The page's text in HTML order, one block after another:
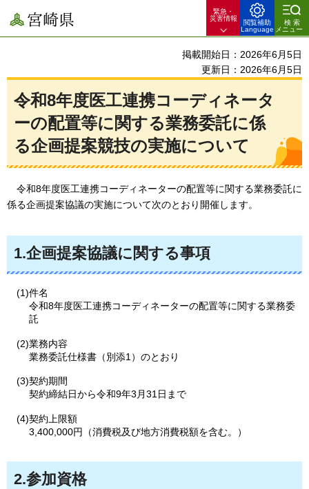
宮崎県
緊急・
災害情報
閲覧補助
Language
検索
メニュー
掲載開始日：2026年6月5日
更新日：2026年6月5日
令和8年度医工連携コーディネータ
ーの配置等に関する業務委託に係
る企画提案競技の実施について
令和8年度医工連携コーディネーターの配置等に関する業務委託に
係る企画提案協議の実施について次のとおり開催します。
1.企画提案協議に関する事項
(1)件名
令和8年度医工連携コーディネーターの配置等に関する業務委
託
(2)業務内容
業務委託仕様書（別添1）のとおり
(3)契約期間
契約締結日から令和9年3月31日まで
(4)契約上限額
3,400,000円（消費税及び地方消費税額を含む。）
2.参加資格